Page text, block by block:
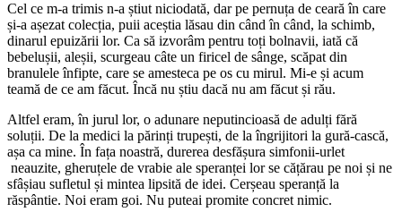
Cel ce m-a trimis n-a știut niciodată, dar pe pernuța de ceară în care
și-a așezat colecția, puii aceștia lăsau din când în când, la schimb,
dinarul epuizării lor. Ca să izvorâm pentru toți bolnavii, iată că
bebelușii, aleșii, scurgeau câte un firicel de sânge, scăpat din
branulele înfipte, care se amesteca pe os cu mirul. Mi-e și acum
teamă de ce am făcut. Încă nu știu dacă nu am făcut și rău.
Altfel eram, în jurul lor, o adunare neputincioasă de adulți fără
soluții. De la medici la părinți trupești, de la îngrijitori la gură-cască,
așa ca mine. În fața noastră, durerea desfășura simfonii-urlet
neauzite, gheruțele de vrabie ale speranței lor se cățărau pe noi și ne
sfâșiau sufletul și mintea lipsită de idei. Cerșeau speranță la
răspântie. Noi eram goi. Nu puteai promite concret nimic.